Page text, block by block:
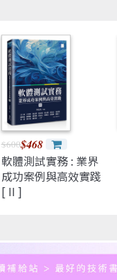
$600$468
軟體測試實務 : 業界
成功案例與高效實踐
[ II ]